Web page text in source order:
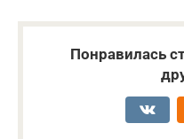
Понравилась